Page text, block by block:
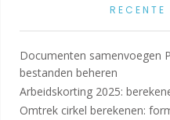
RECENTE
Documenten samenvoegen
bestanden beheren
Arbeidskorting 2025:
Omtrek cirkel berekenen: